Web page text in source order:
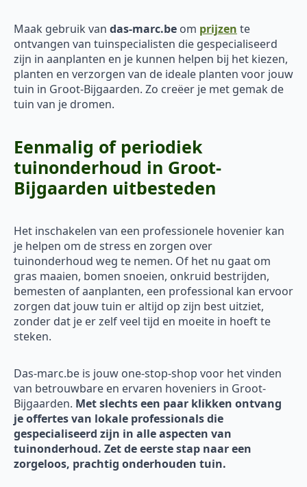
Maak gebruik van das-marc.be om prijzen te
ontvangen van tuinspecialisten die gespecialiseerd
zijn in aanplanten en je kunnen helpen bij het kiezen,
planten en verzorgen van de ideale planten voor jouw
tuin in Groot-Bijgaarden. Zo creëer je met gemak de
tuin van je dromen.
Eenmalig of periodiek
tuinonderhoud in Groot-
Bijgaarden uitbesteden
Het inschakelen van een professionele hovenier kan
je helpen om de stress en zorgen over
tuinonderhoud weg te nemen. Of het nu gaat om
gras maaien, bomen snoeien, onkruid bestrijden,
bemesten of aanplanten, een professional kan ervoor
zorgen dat jouw tuin er altijd op zijn best uitziet,
zonder dat je er zelf veel tijd en moeite in hoeft te
steken.
Das-marc.be is jouw one-stop-shop voor het vinden
van betrouwbare en ervaren hoveniers in Groot-
Bijgaarden. Met slechts een paar klikken ontvang
je offertes van lokale professionals die
gespecialiseerd zijn in alle aspecten van
tuinonderhoud. Zet de eerste stap naar een
zorgeloos, prachtig onderhouden tuin.